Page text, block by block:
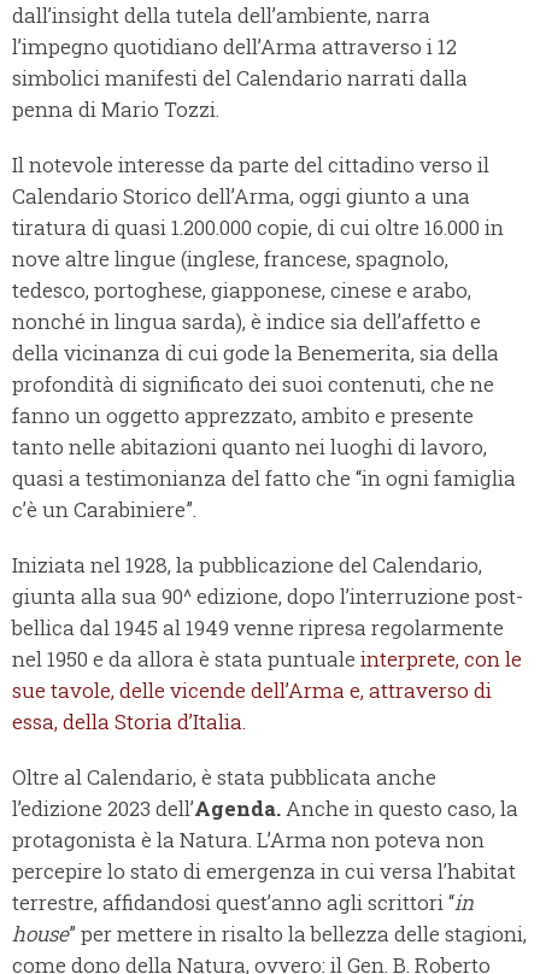
dall’insight della tutela dell’ambiente, narra
l’impegno quotidiano dell’Arma attraverso i 12
simbolici manifesti del Calendario narrati dalla
penna di Mario Tozzi.
Il notevole interesse da parte del cittadino verso il
Calendario Storico dell’Arma, oggi giunto a una
tiratura di quasi 1.200.000 copie, di cui oltre 16.000 in
nove altre lingue (inglese, francese, spagnolo,
tedesco, portoghese, giapponese, cinese e arabo,
nonché in lingua sarda), è indice sia dell’affetto e
della vicinanza di cui gode la Benemerita, sia della
profondità di significato dei suoi contenuti, che ne
fanno un oggetto apprezzato, ambito e presente
tanto nelle abitazioni quanto nei luoghi di lavoro,
quasi a testimonianza del fatto che “in ogni famiglia
c’è un Carabiniere”.
Iniziata nel 1928, la pubblicazione del Calendario,
giunta alla sua 90^ edizione, dopo l’interruzione post-
bellica dal 1945 al 1949 venne ripresa regolarmente
nel 1950 e da allora è stata puntuale interprete, con le
sue tavole, delle vicende dell’Arma e, attraverso di
essa, della Storia d’Italia.
Oltre al Calendario, è stata pubblicata anche
l’edizione 2023 dell’Agenda.Anche in questo caso, la
protagonista è la Natura. L’Arma non poteva non
percepire lo stato di emergenza in cui versa l’habitat
terrestre, affidandosi quest’anno agli scrittori “in
house” per mettere in risalto la bellezza delle stagioni,
come dono della Natura, ovvero: il Gen. B. Roberto